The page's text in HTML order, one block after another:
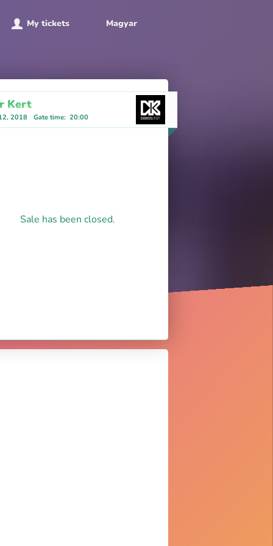
My tickets Magyar
Kert
2018 Gate time: 20:00
Sale has been closed.